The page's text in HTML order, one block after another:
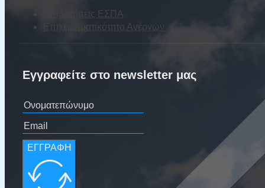
Επιδοτήσεις ΕΣΠΑ
Επιχειρηματικότητα Ανέργων
Εγγραφείτε στο newsletter μας
ΕΓΓΡΑΦΗ